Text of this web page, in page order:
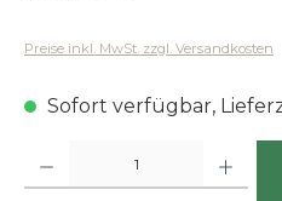
Preise inkl. MwSt. zzgl. Versandkosten
Sofort verfügbar,